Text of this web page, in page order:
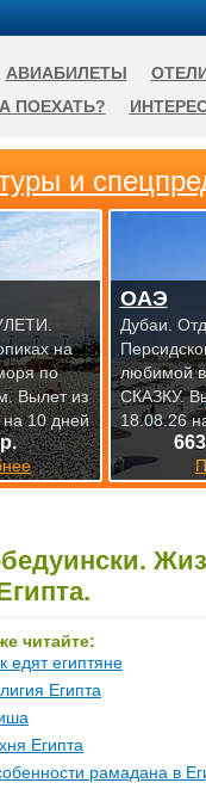
читайте:
едят египтяне
Египта
Египта
рамадана в
и
на
по
Вылет из
10 дней
ОАЭ
Дубаи.
любимой
СКАЗКУ.
18.08.26
АВИАБИЛЕТЫ
ПОЕХАТЬ?